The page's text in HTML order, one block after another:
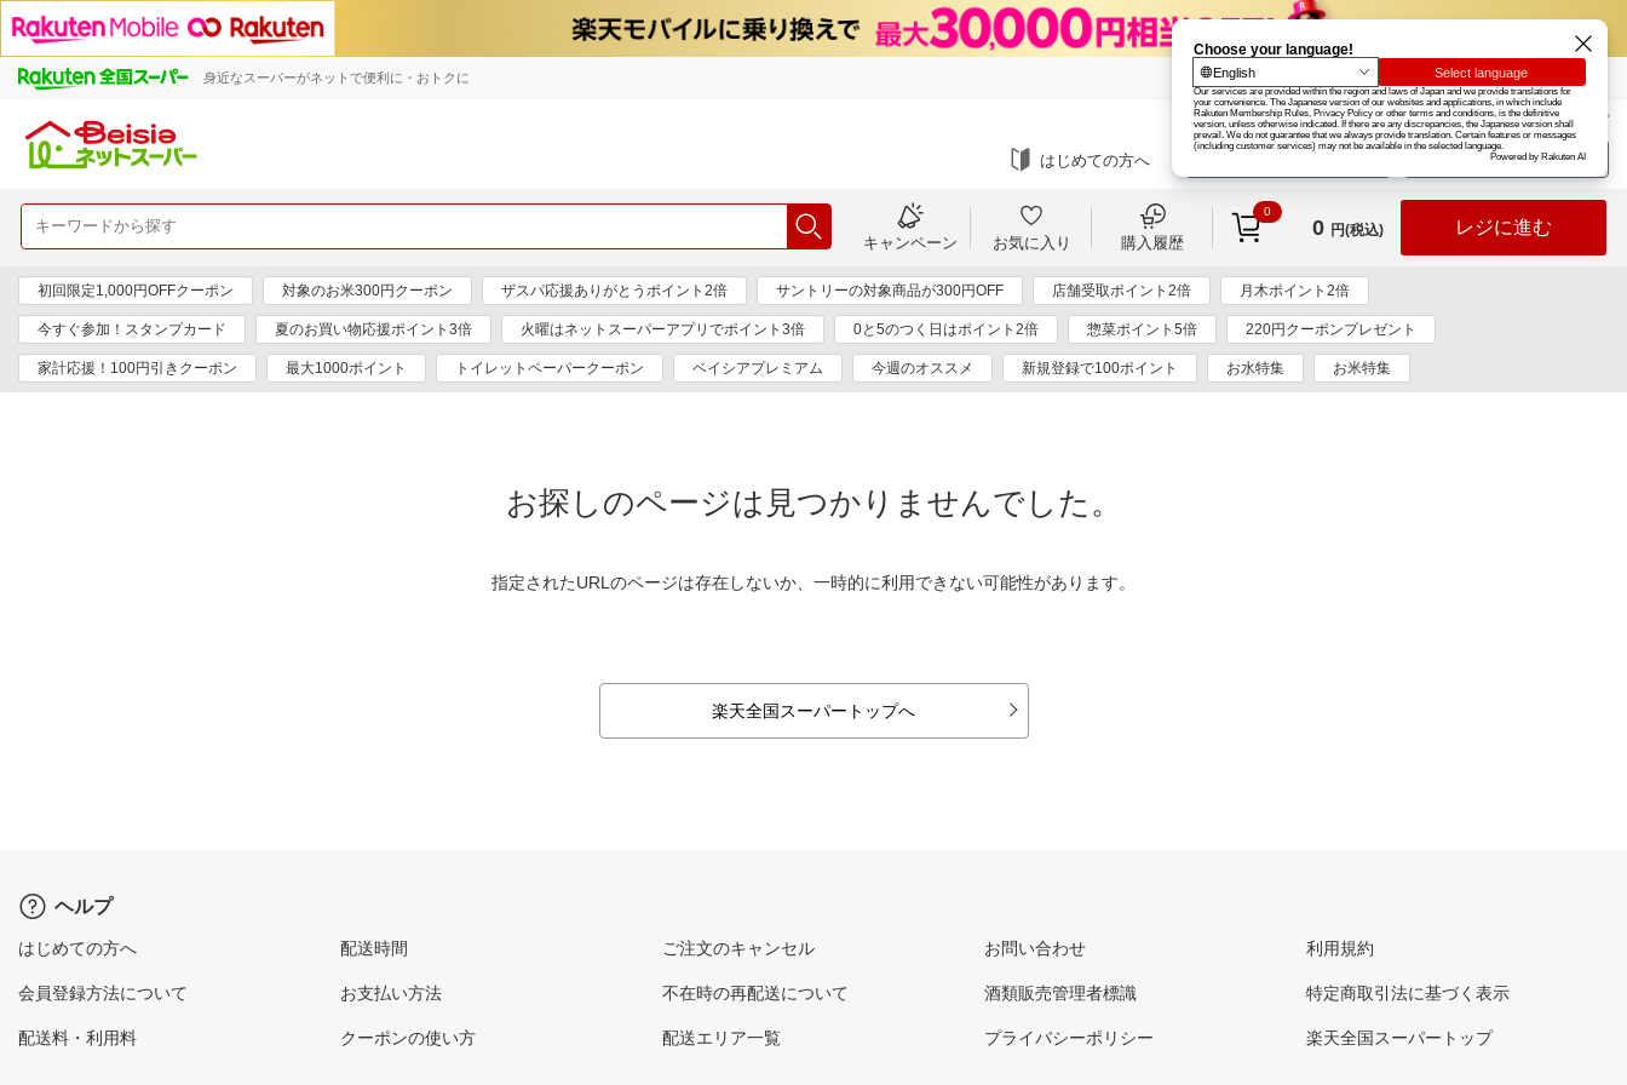
身近なスーパーがネットで便利に・おトクに 楽天グループ カード
お知らせ ヘルプ
はじめての方へ ログイン
キャンペーン お気に入り 購入履歴
0
0 円(税込) レジに進む
初回限定1,000円OFFクーポン 対象のお米300円クーポン ザスパ応援ありがとうポイント2倍 サントリーの対象商品が300円OFF 店舗受取ポイント2倍 月木ポイント2倍
今すぐ参加！スタンプカード 夏のお買い物応援ポイント3倍 火曜はネットスーパーアプリでポイント3倍 0と5のつく日はポイント2倍 惣菜ポイント5倍 220円クーポンプレゼント
家計応援！100円引きクーポン 最大1000ポイント トイレットペーパークーポン ベイシアプレミアム 今週のオススメ 新規登録で100ポイント お水特集 お米特集
お探しのページは見つかりませんでした。
指定されたURLのページは存在しないか、一時的に利用できない可能性があります。
楽天全国スーパートップへ
ヘルプ
はじめての方へ
会員登録方法について
配送料・利用料
配送時間
お支払い方法
クーポンの使い方
ご注文のキャンセル
不在時の再配送について
配送エリア一覧
お問い合わせ
酒類販売管理者標識
プライバシーポリシー
利用規約
特定商取引法に基づく表示
楽天全国スーパートップ